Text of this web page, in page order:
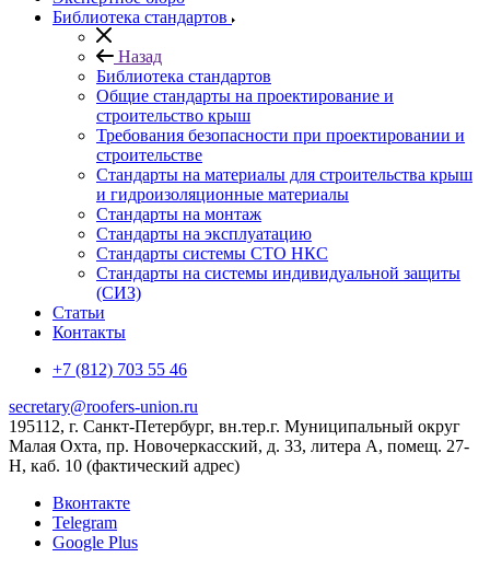
Библиотека стандартов
Назад
Библиотека стандартов
Общие стандарты на проектирование и
строительство крыш
Требования безопасности при проектировании и
строительстве
Стандарты на материалы для строительства крыш
и гидроизоляционные материалы
Стандарты на монтаж
Стандарты на эксплуатацию
Стандарты системы СТО НКС
Стандарты на системы индивидуальной защиты
(СИЗ)
Статьи
Контакты
+7 (812) 703 55 46
secretary@roofers-union.ru
195112, г. Санкт-Петербург, вн.тер.г. Муниципальный округ
Малая Охта, пр. Новочеркасский, д. 33, литера А, помещ. 27-
Н, каб. 10 (фактический адрес)
Вконтакте
Telegram
Google Plus